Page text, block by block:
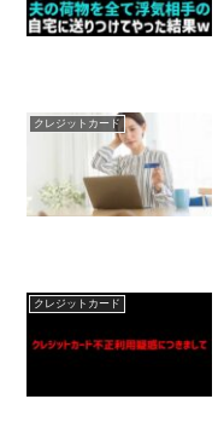
クレジットカード
クレジットカード